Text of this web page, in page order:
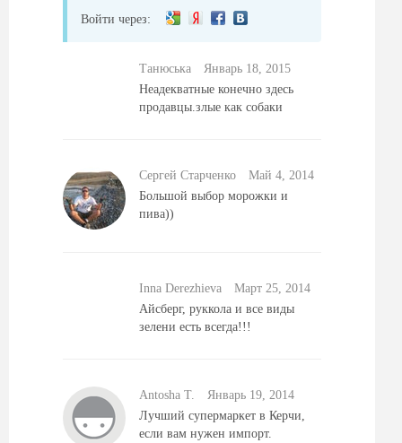
Войти через:
Танюська
Январь 18, 2015
Неадекватные конечно здесь
продавцы.злые как собаки
Сергей Старченко
Май 4, 2014
Большой выбор морожки и
пива))
Inna Derezhieva
Mарт 25, 2014
Айсберг, руккола и все виды
зелени есть всегда!!!
Antosha T.
Январь 19, 2014
Лучший супермаркет в Керчи,
если вам нужен импорт.